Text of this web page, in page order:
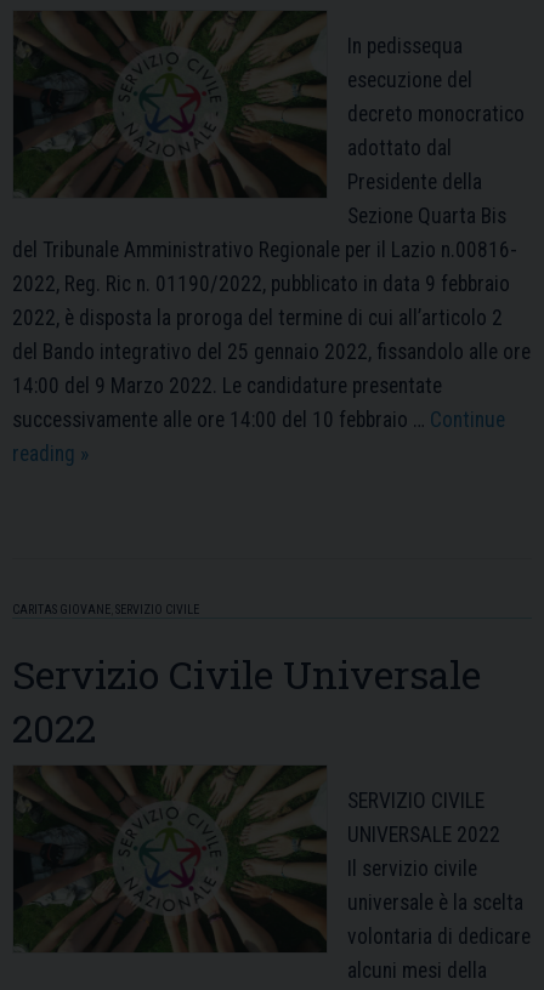
In pedissequa
esecuzione del
decreto monocratico
adottato dal
Presidente della
Sezione Quarta Bis
del Tribunale Amministrativo Regionale per il Lazio n.00816-
2022, Reg. Ric n. 01190/2022, pubblicato in data 9 febbraio
2022, è disposta la proroga del termine di cui all’articolo 2
del Bando integrativo del 25 gennaio 2022, fissandolo alle ore
14:00 del 9 Marzo 2022. Le candidature presentate
successivamente alle ore 14:00 del 10 febbraio … Continue
reading Proroga
selezione
degli
volontari
servizio
civile
universale
»
CARITAS GIOVANE SERVIZIO CIVILE
Servizio Civile Universale
2022
SERVIZIO CIVILE
UNIVERSALE 2022
Il servizio civile
universale è la scelta
volontaria di dedicare
alcuni mesi della